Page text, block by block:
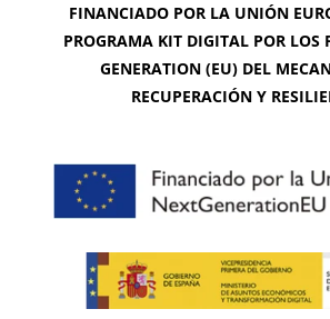
FINANCIADO POR LA UNIÓN
PROGRAMA KIT DIGITAL POR LOS
GENERATION (EU) DEL
RECUPERACIÓN Y